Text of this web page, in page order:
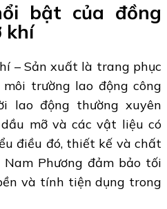
bật của đồng
khí
– Sản xuất là trang phục
trường lao động công
lao động thường xuyên
mỡ và các vật liệu có
điều đó, thiết kế và chất
Phương đảm bảo tối
và tính tiện dụng trong